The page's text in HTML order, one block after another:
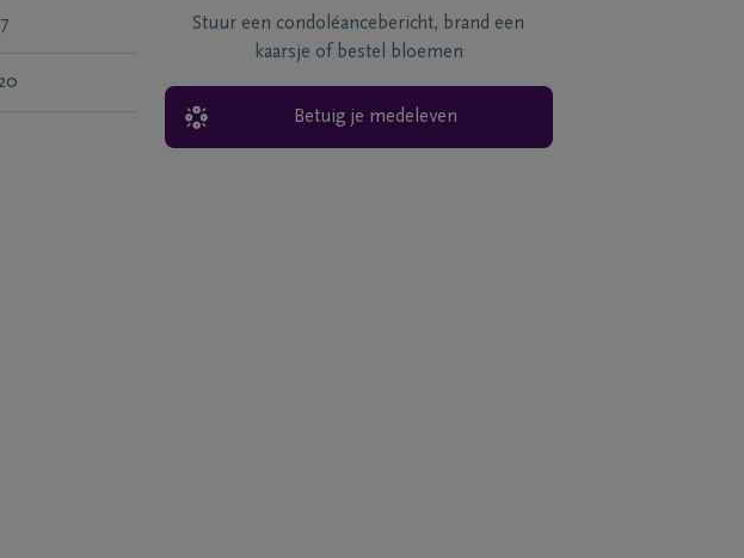
Stuur een condoléancebericht, brand een
kaarsje of bestel bloemen
Betuig je medeleven